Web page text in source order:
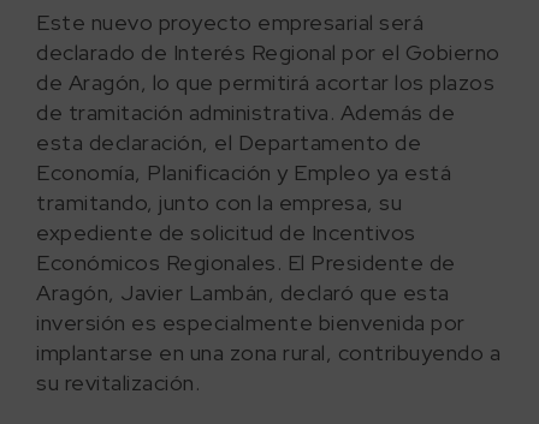
Este nuevo proyecto empresarial será
declarado de Interés Regional por el Gobierno
de Aragón, lo que permitirá acortar los plazos
de tramitación administrativa. Además de
esta declaración, el Departamento de
Economía, Planificación y Empleo ya está
tramitando, junto con la empresa, su
expediente de solicitud de Incentivos
Económicos Regionales. El Presidente de
Aragón, Javier Lambán, declaró que esta
inversión es especialmente bienvenida por
implantarse en una zona rural, contribuyendo a
su revitalización.